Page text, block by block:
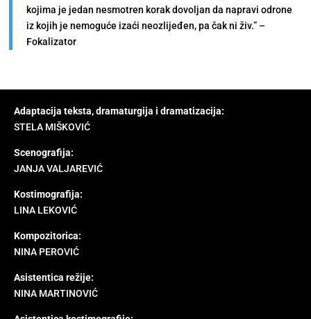
kojima je jedan nesmotren korak dovoljan da napravi odrone
iz kojih je nemoguće izaći neozlijeđen, pa čak ni živ.” –
Fokalizator
Adaptacija teksta, dramaturgija i dramatizacija:
STELA MIŠKOVIĆ
Scenografija:
JANJA VALJAREVIĆ
Kostimografija:
LINA LEKOVIĆ
Kompozitorica:
NINA PEROVIĆ
Asistentica režije:
NINA MARTINOVIĆ